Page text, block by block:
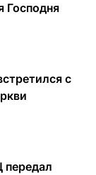
Господня
с